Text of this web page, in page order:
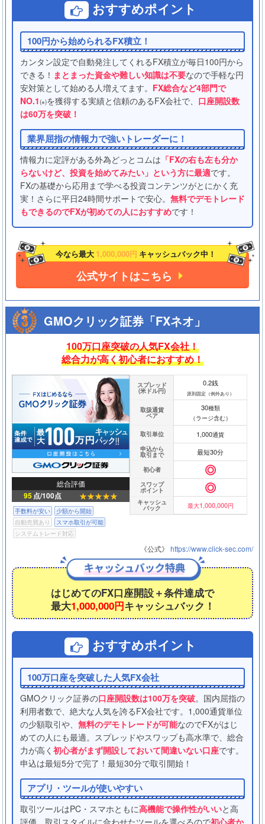
おすすめポイント
100円から始められるFX積立！
カンタン設定で自動発注してくれるFX積立が毎日100円から
できる！ まとまった資金や難しい知識は不要なので手軽な円
安対策として始める人増えてます。 FX総合など4部門で
NO.1(※)を獲得する実績と信頼のあるFX会社で、 口座開設数
は60万を突破！
業界屈指の情報力で強いトレーダーに！
情報力に定評がある外為どっとコムは 「FXの右も左も分か
らないけど、投資を始めてみたい」という方に最適です。
FXの基礎から応用まで学べる投資コンテンツがとにかく充
実！さらに平日24時間サポートで安心。 無料でデモトレード
もできるのでFXが初めての人におすすめです！
今なら最大 1,000,000円 キャッシュバック中！
公式サイトはこちら
GMOクリック証券「FXネオ」
100万口座突破の人気FX会社！
総合力が高く初心者におすすめ！
総合評価
95 点/100点
手数料が安い
少額から開始
自動売買あり
スマホ取引が可能
システムトレード対応
スプレッド
(米ドル円)
0.2銭
原則固定（例外あり）
取扱通貨
ペア
30種類
（ラージ含む）
取引単位
1,000通貨
申込から
取引まで 最短30分
初心者
スワップ
ポイント
キャッシュ
バック 最大1,000,000円
《公式》 https://www.click-sec.com/
はじめてのFX口座開設＋条件達成で
最大1,000,000円キャッシュバック！
おすすめポイント
100万口座を突破した人気FX会社
GMOクリック証券の口座開設数は100万を突破。国内屈指の
利用者数で、絶大な人気を誇るFX会社です。1,000通貨単位
の少額取引や、 無料のデモトレードが可能なのでFXがはじ
めての人にも最適。スプレッドやスワップも高水準で、総合
力が高く 初心者がまず開設しておいて間違いない口座です。
申込は最短5分で完了！最短30分で取引開始！
アプリ・ツールが使いやすい
取引ツールはPC・スマホともに高機能で操作性がいいと高